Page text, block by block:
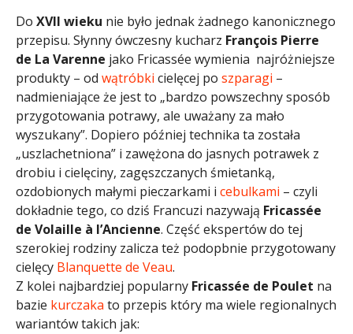
Do XVII wieku nie było jednak żadnego kanonicznego
przepisu. Słynny ówczesny kucharz François Pierre
de La Varenne jako Fricassée wymienia najróżniejsze
produkty – od wątróbki cielęcej po szparagi –
nadmieniające że jest to „bardzo powszechny sposób
przygotowania potrawy, ale uważany za mało
wyszukany”. Dopiero później technika ta została
„uszlachetniona” i zawężona do jasnych potrawek z
drobiu i cielęciny, zagęszczanych śmietanką,
ozdobionych małymi pieczarkami i cebulkami – czyli
dokładnie tego, co dziś Francuzi nazywają Fricassée
de Volaille à l’Ancienne. Część ekspertów do tej
szerokiej rodziny zalicza też podopbnie przygotowany
cielęcy Blanquette de Veau.
Z kolei najbardziej popularny Fricassée de Poulet na
bazie kurczaka to przepis który ma wiele regionalnych
wariantów takich jak: